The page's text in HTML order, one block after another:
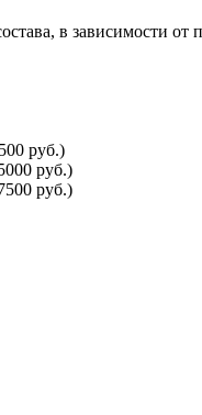
в зависимости от
руб.)
руб.)
руб.)